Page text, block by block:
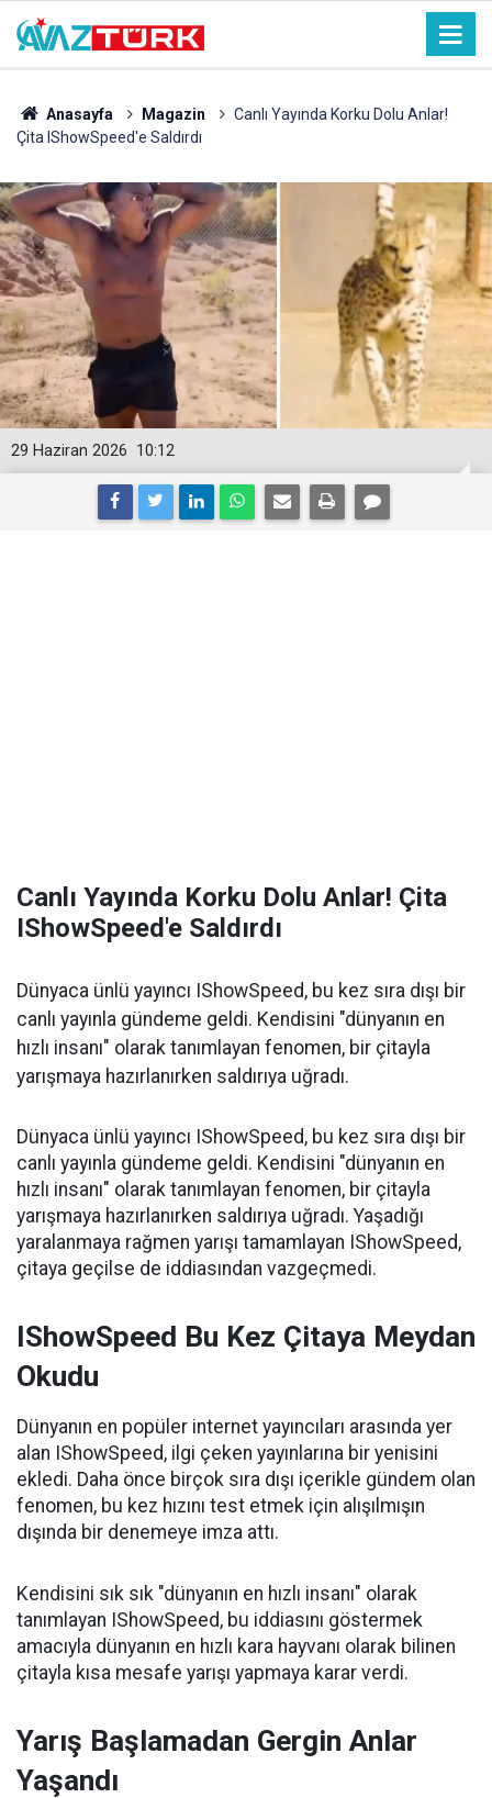
Anasayfa Magazin
Canlı Yayında Korku Dolu Anlar!
Çita IShowSpeed'e Saldırdı
10:12
29 Haziran 2026
Canlı Yayında Korku Dolu Anlar! Çita
IShowSpeed'e Saldırdı
Dünyaca ünlü yayıncı IShowSpeed, bu kez sıra dışı bir
canlı yayınla gündeme geldi. Kendisini "dünyanın en
hızlı insanı" olarak tanımlayan fenomen, bir çitayla
yarışmaya hazırlanırken saldırıya uğradı.
Dünyaca ünlü yayıncı IShowSpeed, bu kez sıra dışı bir
canlı yayınla gündeme geldi. Kendisini "dünyanın en
hızlı insanı" olarak tanımlayan fenomen, bir çitayla
yarışmaya hazırlanırken saldırıya uğradı. Yaşadığı
yaralanmaya rağmen yarışı tamamlayan IShowSpeed,
çitaya geçilse de iddiasından vazgeçmedi.
IShowSpeed Bu Kez Çitaya Meydan
Okudu
Dünyanın en popüler internet yayıncıları arasında yer
alan IShowSpeed, ilgi çeken yayınlarına bir yenisini
ekledi. Daha önce birçok sıra dışı içerikle gündem olan
fenomen, bu kez hızını test etmek için alışılmışın
dışında bir denemeye imza attı.
Kendisini sık sık "dünyanın en hızlı insanı" olarak
tanımlayan IShowSpeed, bu iddiasını göstermek
amacıyla dünyanın en hızlı kara hayvanı olarak bilinen
çitayla kısa mesafe yarışı yapmaya karar verdi.
Yarış Başlamadan Gergin Anlar
Yaşandı